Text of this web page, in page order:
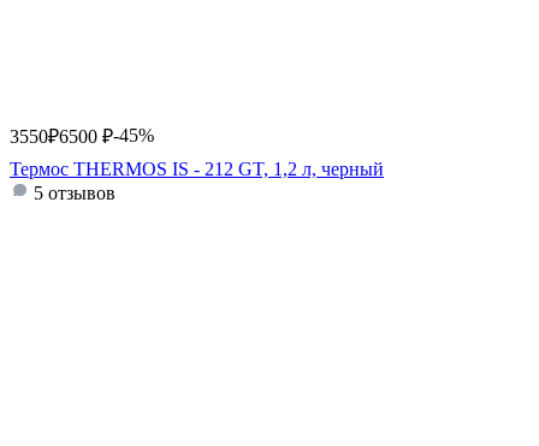
3550₽6500 ₽-45%
Термос THERMOS IS - 212 GT, 1,2 л, черный
5 отзывов